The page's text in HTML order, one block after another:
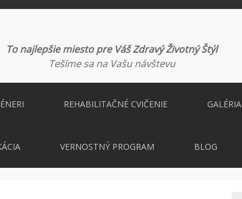
To najlepšie miesto pre Váš Zdravý Životný Štýl
Tešíme sa na Vašu návštevu
REHABILITAČNÉ CVIČENIE GALÉRIA
VERNOSTNÝ PROGRAM BLOG